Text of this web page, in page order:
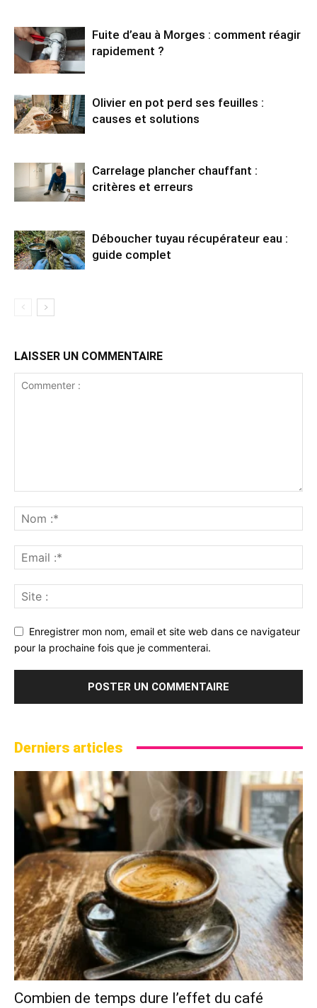
Fuite d’eau à Morges : comment réagir
rapidement ?
Olivier en pot perd ses feuilles :
causes et solutions
Carrelage plancher chauffant :
critères et erreurs
Déboucher tuyau récupérateur eau :
guide complet
LAISSER UN COMMENTAIRE
Enregistrer mon nom, email et site web dans ce navigateur
pour la prochaine fois que je commenterai.
Derniers articles
Combien de temps dure l’effet du café